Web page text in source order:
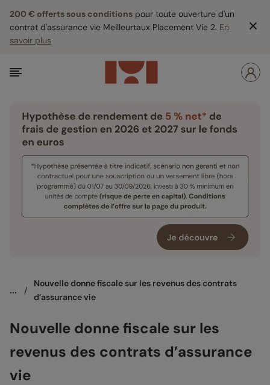
200 € offerts sous conditions pour toute ouverture d'un
contrat d'assurance vie Meilleurtaux Placement Vie 2. En
savoir plus
... /
Nouvelle donne fiscale sur les revenus des contrats
d’assurance vie
Nouvelle donne fiscale sur les
revenus des contrats d’assurance
vie